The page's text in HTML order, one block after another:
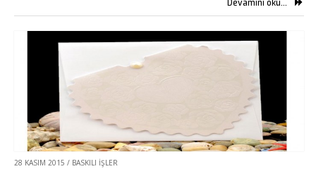
Fikir Proje Ajans
Kurumsal
Referanslarımız
Online Araçlar
Fikir Proje Blogluyor
Devamını oku...
28 KASIM 2015 / BASKILI İŞLER